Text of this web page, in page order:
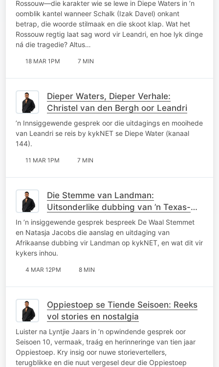
Rossouw—die karakter wie se lewe in Diepe Waters in ’n
oomblik kantel wanneer Schalk (Izak Davel) onkant
betrap, die woorde stilmaak en die skoot klap. Wat het
Rossouw regtig laat sag word vir Leandri, en hoe lyk dinge
ná die tragedie? Altus…
18 MAR 1PM 7 MIN
Dieper Waters, Dieper Verhale:
Christel van den Bergh oor Leandri
’n Innsiggewende gesprek oor die uitdagings en mooihede
van Leandri se reis by kykNET se Diepe Water (kanaal
144).
11 MAR 1PM 7 MIN
Die Stemme van Landman:
Uitsonderlike dubbing van ’n Texas-
western op kykNET
In ’n insiggewende gesprek bespreek De Waal Stemmet
en Natasja Jacobs die aanslag en uitdaging van
Afrikaanse dubbing vir Landman op kykNET, en wat dit vir
kykers inhou.
4 MAR 12PM 8 MIN
Oppiestoep se Tiende Seisoen: Reeks
vol stories en nostalgia
Luister na Lyntjie Jaars in ’n opwindende gesprek oor
Seisoen 10, vermaak, traág en herinneringe van tien jaar
Oppiestoep. Kry insig oor nuwe storievertellers,
terugblikke en die nuut vergesel deur die Oppiestoep